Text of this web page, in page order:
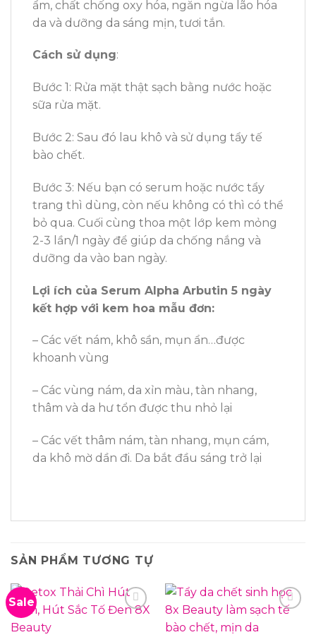
ẩm, chất chống oxy hóa, ngăn ngừa lão hóa
da và dưỡng da sáng mịn, tươi tắn.
Cách sử dụng:
Bước 1: Rửa mặt thật sạch bằng nước hoặc
sữa rửa mặt.
Bước 2: Sau đó lau khô và sử dụng tẩy tế
bào chết.
Bước 3: Nếu bạn có serum hoặc nước tẩy
trang thì dùng, còn nếu không có thì có thể
bỏ qua. Cuối cùng thoa một lớp kem mỏng
2-3 lần/1 ngày để giúp da chống nắng và
dưỡng da vào ban ngày.
Lợi ích của Serum Alpha Arbutin 5 ngày
kết hợp với kem hoa mẫu đơn:
– Các vết nám, khô sần, mụn ẩn…được
khoanh vùng
– Các vùng nám, da xỉn màu, tàn nhang,
thâm và da hư tổn được thu nhỏ lại
– Các vết thâm nám, tàn nhang, mụn cám,
da khô mờ dần đi. Da bắt đầu sáng trở lại
SẢN PHẨM TƯƠNG TỰ
Sale